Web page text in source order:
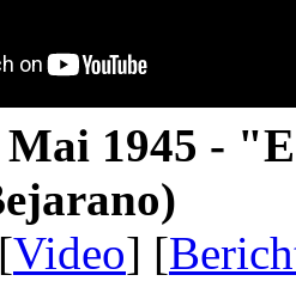
Mai 1945 -
Video] [